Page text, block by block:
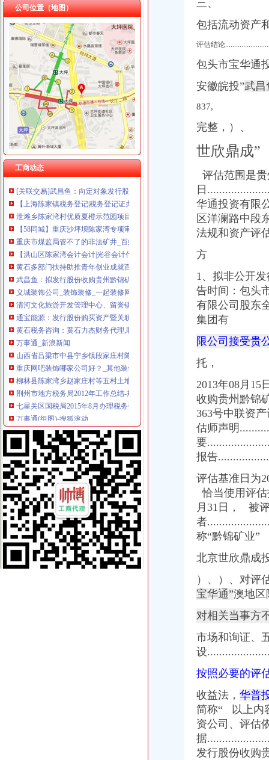
公司位置（地图）
工商动态
陈家湾办税务登记证
关于印发《2014年郴州市“民生100工程”考核指标报送要求和验收标
临川区2014年秋季小学招生实施方案--中国临川网
[公告]重庆钢铁：详式权益变动报告书-[中财网]
北京密云
商报分类---深圳商报多媒体数字报刊平台
武汉纳税申报：武汉市陈家湾,艾格眼科附近代理记账,猴年执照年检
武汉市变更税务登记证-武汉爱问分类
资兴市陈家湾组棚户区改造项目陈家湾基础设施工程项目
[关联交易]武昌鱼：向定对象发行股份购买资产并募集配套资金暨关
【上海陈家镇税务登记|税务登记证办理|代理税务登记】-上海赶集网
泄滩乡陈家湾村优质夏橙示范园项目施工招标公告_中国招标网_湖北省
【58同城】重庆沙坪坝陈家湾专项审批_专项审计_专项审批代理公司
重庆市煤监局管不了的非法矿井_百姓声音_论坛_天涯社区
【洪山区陈家湾会计会计|光谷会计代帐】厂家,价格,图片_武汉汇智
黄石多部门扶持助推青年创业成就百万财富(图)_网易新闻
武昌鱼：拟发行股份收购贵州黔锦矿业有限公司100%股权项目资产评
义城装饰公司_装饰装修_一起装修网
清河文化旅游开发管理中心、留誉镇中心校、陈家湾乡人民办公
通宝能源：发行股份购买资产暨关联交易报告书摘要（草案）_股票频
黄石税务咨询：黄石力杰财务代理,取得会计证就可推荐就业-黄石爱
万事通_新浪新闻
山西省吕梁市中县宁乡镇段家庄村陈家湾饮水灌溉项目施工谈判公告
重庆网吧装饰哪家公司好？_其他装修|一起网装修
柳林县陈家湾乡赵家庄村等五村土地开发项目施工招标公告_用户5122
荆州市地方税务局2012年工作总结-规划总结-湖北省地方税务局
七星关区国税局2015年8月办理税务登记证况统计表_七星关区光
万事通(组图)-搜狐滚动
[收购]武昌鱼：拟非公开发行股份收购贵州黔锦矿业有限公司100%股权
湖北武昌鱼股份有限公司向定对象发行股份购买资产并募集配套资金
刊登热线：（报社）24小时
甘肃天水市麦积区五龙镇脱贫攻坚农村饮水改造提升工程招标公告-污
举报_众胤奈_新浪博客
武汉装饰办在哪儿_武汉装饰办在哪儿
健帆生物：国浩律师（深圳）事务所关于公司申请次公开发行人民
甘谷县商务局2017年电子商务服务站点建设设备物资采购公开招标
刊登热线：（报社）24小时
代办注册变更年检注销,出具相关报告,便宜实在！-钱眼商机
*ST昌鱼（）公告正文_财经_凤凰网
通宝能源：发行股份购买资产暨关联交易预案_通宝能源（）_
武汉市变更税务登记表-武汉爱问分类
安徽省人民网——中央第四环境保护督察组向我省转办的群众信访
重庆钢铁：重大资产购买并募集配套资金暨关联交易报告书摘要（草案
一照一码工商税务数据项比对需后续采集补录的税务登记信息.doc
兰新铁路第二双线（甘青段）工程建管甲供物资（电梯）二次招标公告
重庆师范大学嵌入式系统开发实验仪邀请招标公告-重庆师范大学
重庆钢铁：东莞证券有限责任公司关于公司详式权益变动报告书之财务
重庆钢铁：东莞证券有限责任公司关于公司详式权益变动报告书之财务
重庆钢铁：东莞证券有限责任公司关于公司详式权益变动报告书之财务
中央第四环境保护督察组向我省转办的群众信访举报件及地方查处况
重庆钢铁：重大资产购买并募集配套资金暨关联交易报告书摘要（草案
三、
包括流动资产
评估结论
包头市宝华通
安徽皖投”武昌
837,
完整，）、
世欣鼎成”
评估范围是
日
华通投资有限
区洋澜路中段
法规和资产评
方
1、拟非公开
告时间：包头
有限公司股东
集团有
限公司接受贵
托，
2013年08月15
收购贵州黔锦
363号中联资
估师声明
要
报告
评估基准日为
恰当使用评
月31日，
被
者
称“黔锦矿业”
北京世欣鼎成
）、
）、 对评
宝华通”澳地区
对相关当事方
市场和询证、
设
按照必要的评
收益法， 华普
简称“ 以上内
资公司、评估
据
发行股份收购